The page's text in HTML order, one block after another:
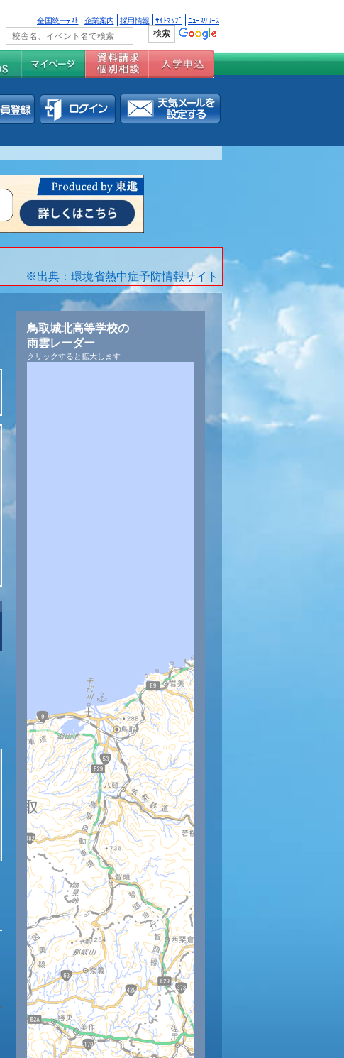
全国統一ﾃｽﾄ 企業案内 採用情報 ｻｲﾄﾏｯﾌﾟ ﾆｭｰｽﾘﾘｰｽ
※出典：環境省熱中症予防情報サイト
11時 12時 13時 14時 15時 16時
30 31 30 29 29
0.0 0.0 0.0 0.0 0.0
鳥取城北高等学校の
雨雲レーダー
クリックすると拡大します